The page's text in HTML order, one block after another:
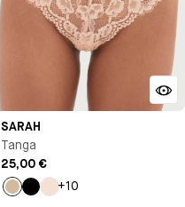
SARAH
Tanga
25,00 €
BeigeNoirMilk
+10